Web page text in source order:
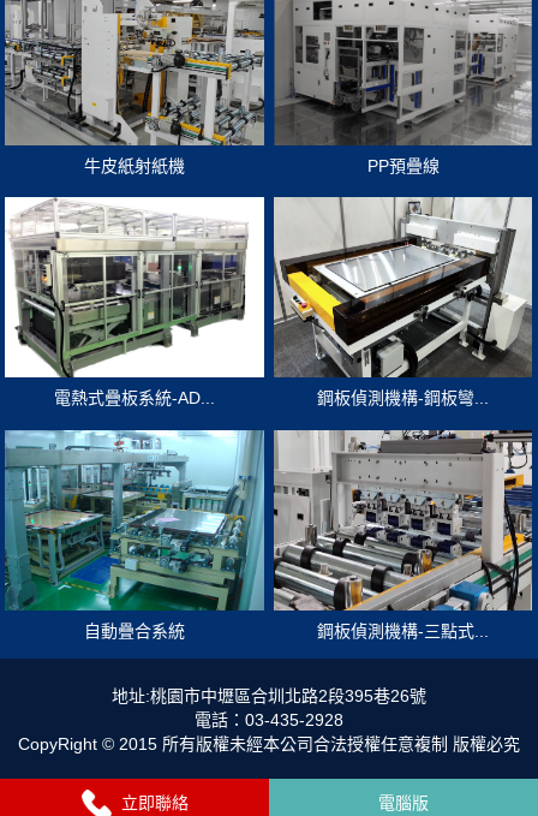
牛皮紙射紙機 PP預疊線
電熱式疊板系統-AD... 鋼板偵測機構-鋼板彎...
自動疊合系統 鋼板偵測機構-三點式...
地址:桃園市中壢區合圳北路2段395巷26號
電話：03-435-2928
CopyRight © 2015 所有版權未經本公司合法授權任意複制 版權必究
立即聯絡 電腦版